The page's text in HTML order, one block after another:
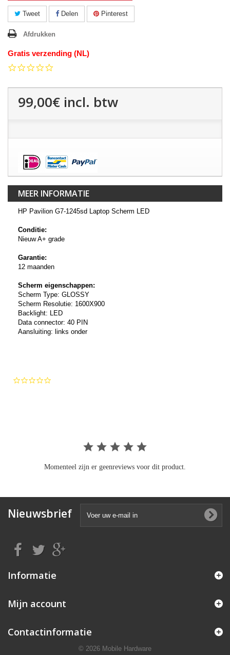
Tweet Delen Pinterest
Afdrukken
Gratis verzending (NL)
99,00€ incl. btw
MEER INFORMATIE
HP Pavilion G7-1245sd Laptop Scherm LED
Conditie:
Nieuw A+ grade
Garantie:
12 maanden
Scherm eigenschappen:
Scherm Type: GLOSSY
Scherm Resolutie: 1600X900
Backlight: LED
Data connector: 40 PIN
Aansluiting: links onder
Momenteel zijn er geenreviews voor dit product.
Nieuwsbrief
Informatie
Mijn account
Contactinformatie
© 2026 Mobile Hardware